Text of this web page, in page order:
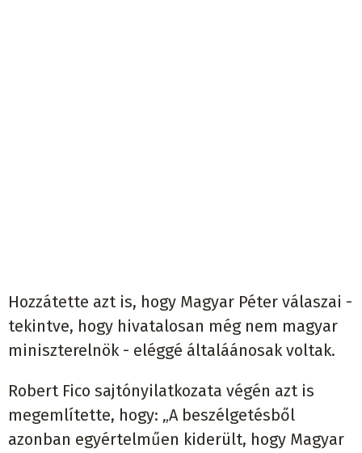
Hozzátette azt is, hogy Magyar Péter válaszai -
tekintve, hogy hivatalosan még nem magyar
miniszterelnök - eléggé általáánosak voltak.
Robert Fico sajtónyilatkozata végén azt is
megemlítette, hogy: „A beszélgetésből
azonban egyértelműen kiderült, hogy Magyar